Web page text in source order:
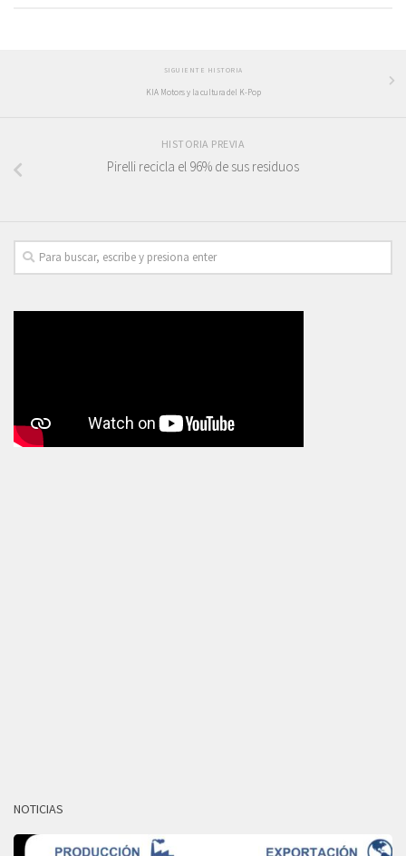
SIGUIENTE HISTORIA
KIA Motors y la cultura del K-Pop
HISTORIA PREVIA
Pirelli recicla el 96% de sus residuos
NOTICIAS